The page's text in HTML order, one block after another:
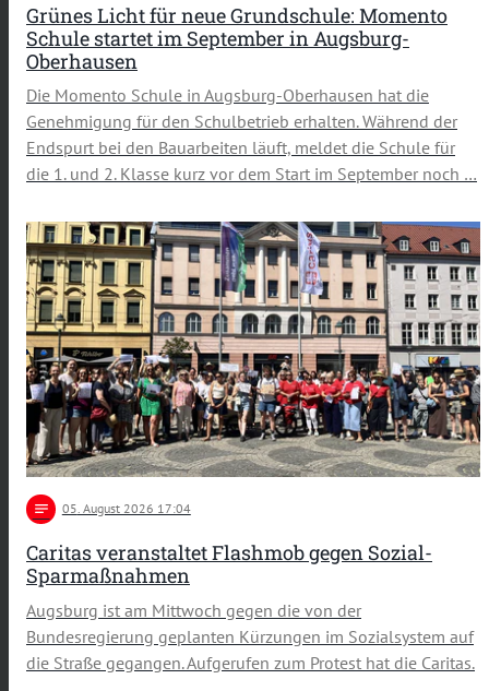
Grünes Licht für neue Grundschule: Momento
Schule startet im September in Augsburg-
Oberhausen
Die Momento Schule in Augsburg-Oberhausen hat die
Genehmigung für den Schulbetrieb erhalten. Während der
Endspurt bei den Bauarbeiten läuft, meldet die Schule für
die 1. und 2. Klasse kurz vor dem Start im September noch …
notes 05. August 2026 17:04
Caritas veranstaltet Flashmob gegen Sozial-
Sparmaßnahmen
Augsburg ist am Mittwoch gegen die von der
Bundesregierung geplanten Kürzungen im Sozialsystem auf
die Straße gegangen. Aufgerufen zum Protest hat die Caritas.